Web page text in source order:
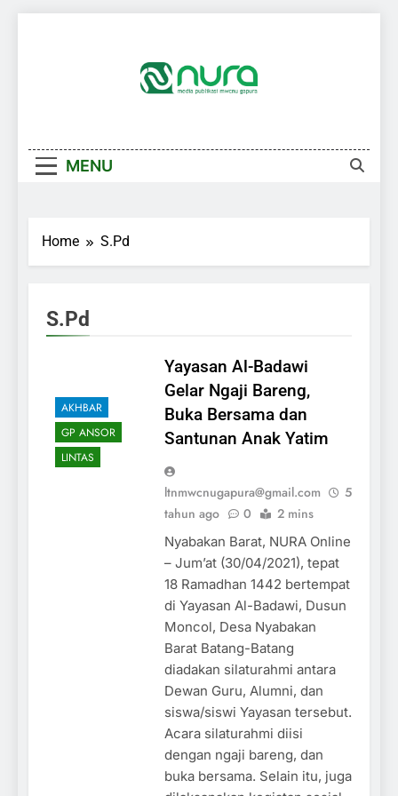
MENU
Home S.Pd
S.Pd
AKHBAR
GP ANSOR
LINTAS
Yayasan Al-Badawi
Gelar Ngaji Bareng,
Buka Bersama dan
Santunan Anak Yatim
ltnmwcnugapura@gmail.com
5
tahun ago
0 2 mins
Nyabakan Barat, NURA Online
– Jum’at (30/04/2021), tepat
18 Ramadhan 1442 bertempat
di Yayasan Al-Badawi, Dusun
Moncol, Desa Nyabakan
Barat Batang-Batang
diadakan silaturahmi antara
Dewan Guru, Alumni, dan
siswa/siswi Yayasan tersebut.
Acara silaturahmi diisi
dengan ngaji bareng, dan
buka bersama. Selain itu, juga